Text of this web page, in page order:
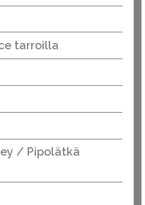
tarroilla
/ Pipolätkä